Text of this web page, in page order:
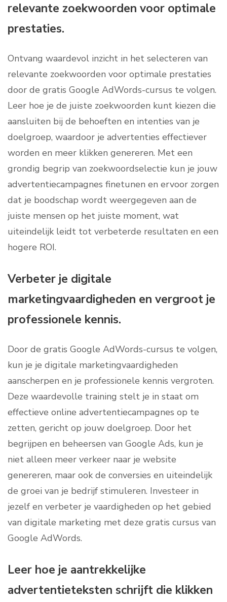
relevante zoekwoorden voor optimale
prestaties.
Ontvang waardevol inzicht in het selecteren van
relevante zoekwoorden voor optimale prestaties
door de gratis Google AdWords-cursus te volgen.
Leer hoe je de juiste zoekwoorden kunt kiezen die
aansluiten bij de behoeften en intenties van je
doelgroep, waardoor je advertenties effectiever
worden en meer klikken genereren. Met een
grondig begrip van zoekwoordselectie kun je jouw
advertentiecampagnes finetunen en ervoor zorgen
dat je boodschap wordt weergegeven aan de
juiste mensen op het juiste moment, wat
uiteindelijk leidt tot verbeterde resultaten en een
hogere ROI.
Verbeter je digitale
marketingvaardigheden en vergroot je
professionele kennis.
Door de gratis Google AdWords-cursus te volgen,
kun je je digitale marketingvaardigheden
aanscherpen en je professionele kennis vergroten.
Deze waardevolle training stelt je in staat om
effectieve online advertentiecampagnes op te
zetten, gericht op jouw doelgroep. Door het
begrijpen en beheersen van Google Ads, kun je
niet alleen meer verkeer naar je website
genereren, maar ook de conversies en uiteindelijk
de groei van je bedrijf stimuleren. Investeer in
jezelf en verbeter je vaardigheden op het gebied
van digitale marketing met deze gratis cursus van
Google AdWords.
Leer hoe je aantrekkelijke
advertentieteksten schrijft die klikken